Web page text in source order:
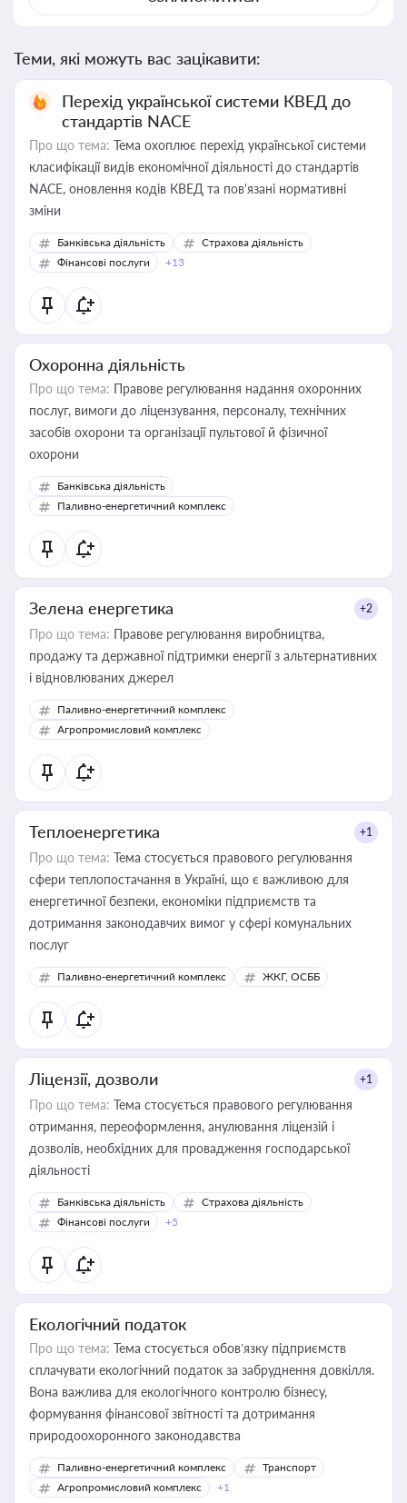
Теми, які можуть вас зацікавити:
Перехід української системи КВЕД до
стандартів NACE
Про що тема: Тема охоплює перехід української системи
класифікації видів економічної діяльності до стандартів
NACE, оновлення кодів КВЕД та пов'язані нормативні
зміни
Банківська діяльність
Страхова діяльність
Фінансові послуги
+13
Охоронна діяльність
Про що тема: Правове регулювання надання охоронних
послуг, вимоги до ліцензування, персоналу, технічних
засобів охорони та організації пультової й фізичної
охорони
Банківська діяльність
Паливно-енергетичний комплекс
Зелена енергетика +2
Про що тема: Правове регулювання виробництва,
продажу та державної підтримки енергії з альтернативних
і відновлюваних джерел
Паливно-енергетичний комплекс
Агропромисловий комплекс
Теплоенергетика +1
Про що тема: Тема стосується правового регулювання
сфери теплопостачання в Україні, що є важливою для
енергетичної безпеки, економіки підприємств та
дотримання законодавчих вимог у сфері комунальних
послуг
Паливно-енергетичний комплекс ЖКГ, ОСББ
Ліцензії, дозволи +1
Про що тема: Тема стосується правового регулювання
отримання, переоформлення, анулювання ліцензій і
дозволів, необхідних для провадження господарської
діяльності
Банківська діяльність
Страхова діяльність
Фінансові послуги
+5
Екологічний податок
Про що тема: Тема стосується обов’язку підприємств
сплачувати екологічний податок за забруднення довкілля.
Вона важлива для екологічного контролю бізнесу,
формування фінансової звітності та дотримання
природоохоронного законодавства
Паливно-енергетичний комплекс
Транспорт
Агропромисловий комплекс
+1